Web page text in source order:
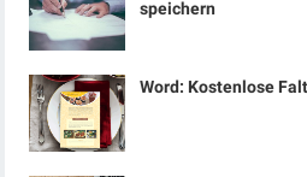
speichern
Word: Kostenlose